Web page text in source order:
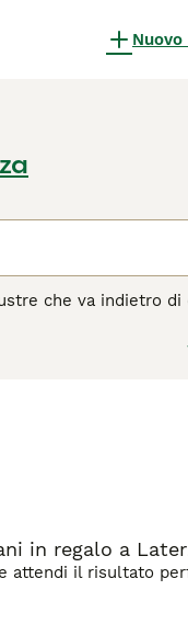
che va indietro di
in regalo a
attendi il risultato